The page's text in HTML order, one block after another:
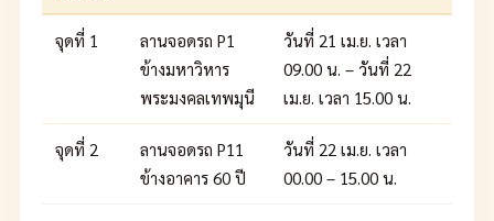
จุดที่ 1
ลานจอดรถ P1
ข้างมหาวิหาร
พระมงคลเทพมุนี
วันที่ 21 เม.ย. เวลา
09.00 น. – วันที่ 22
เม.ย. เวลา 15.00 น.
จุดที่ 2
ลานจอดรถ P11
ข้างอาคาร 60 ปี
วันที่ 22 เม.ย. เวลา
00.00 – 15.00 น.